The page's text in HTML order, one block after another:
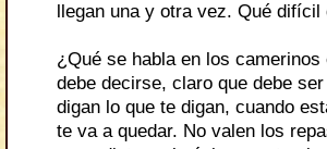
llegan una y otra vez. Qué difícil
¿Qué se habla en los
debe decirse, claro que debe
digan lo que te digan, cuando
te va a quedar. No valen los